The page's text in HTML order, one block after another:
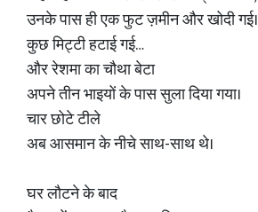
उनके पास ही एक फुट ज़मीन और खोदी गई।
कुछ मिट्टी हटाई गई…
और रेशमा का चौथा बेटा
अपने तीन भाइयों के पास सुला दिया गया।
चार छोटे टीले
अब आसमान के नीचे साथ-साथ थे।
घर लौटने के बाद